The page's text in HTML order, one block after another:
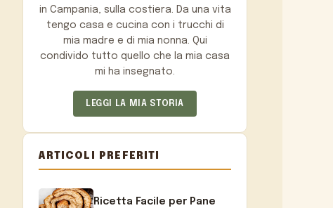
in Campania, sulla costiera. Da una vita
tengo casa e cucina con i trucchi di
mia madre e di mia nonna. Qui
condivido tutto quello che la mia casa
mi ha insegnato.
LEGGI LA MIA STORIA
ARTICOLI PREFERITI
Ricetta Facile per Pane